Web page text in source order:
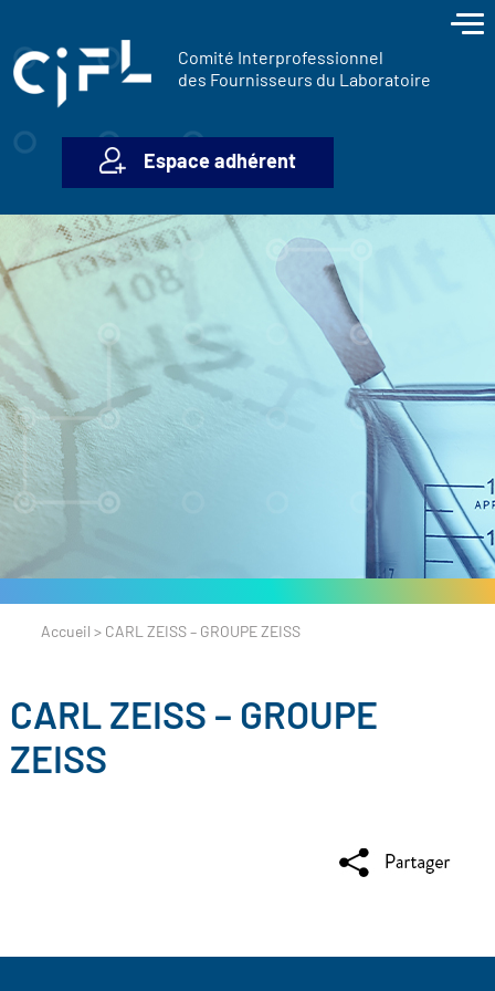
Comité Interprofessionnel
des Fournisseurs du Laboratoire
Espace adhérent
Accueil > CARL ZEISS – GROUPE ZEISS
CARL ZEISS – GROUPE
ZEISS